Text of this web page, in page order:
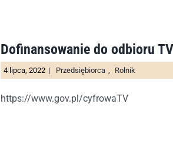
Dofinansowanie do odbioru TV
4 lipca, 2022 | Przedsiębiorca Rolnik
https://www.gov.pl/cyfrowaTV